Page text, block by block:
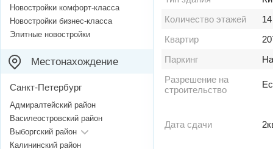
Количество этажей
14
Квартир
Паркинг
Разрешение на
строительство
Дата сдачи
Новостройки комфорт-класса
Новостройки бизнес-класса
Элитные новостройки
Местонахождение
Санкт-Петербург
Адмиралтейский район
Василеостровский район
Выборгский район
Калининский район